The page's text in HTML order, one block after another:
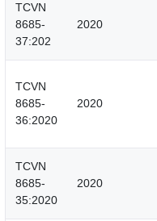
TCVN
8685-
37:202
2020
TCVN
8685-
36:2020
2020
TCVN
8685-
35:2020
2020